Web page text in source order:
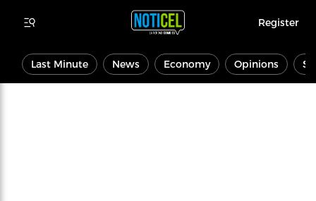
Register
Last Minute News Economy Opinions